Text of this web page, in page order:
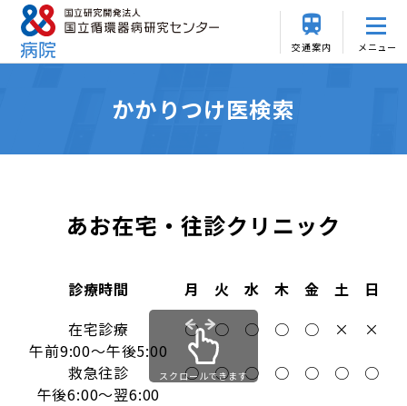
交通案内 メニュー
かかりつけ医検索
あお在宅・往診クリニック
診療時間 月 火 水 木 金 土
日
在宅診療
午前9:00～午後5:00
○ ○ ○ ○ ○ ×
×
救急往診
午後6:00～翌6:00
○ ○ ○ ○ ○ ○ ○
スクロールできます